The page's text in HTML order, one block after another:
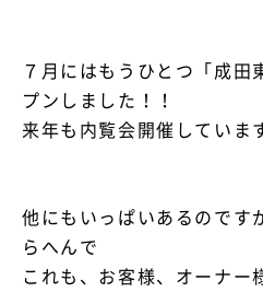
７月にはもうひとつ「成田
プンしました！！
来年も内覧会開催していま
他にもいっぱいあるのです
らへんで
これも、お客様、オーナー